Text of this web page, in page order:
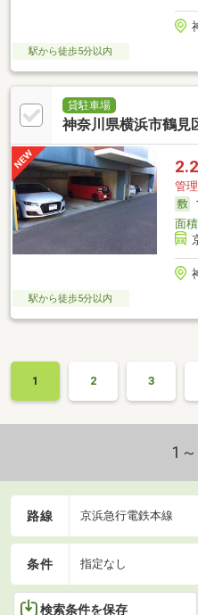
駅から徒歩5分以内
貸駐車場
神奈川県横浜市鶴見
管
面積
駅から徒歩5分以内
1 2 3
1
路線 京浜急行電鉄本線
条件 指定なし
検索条件を保存